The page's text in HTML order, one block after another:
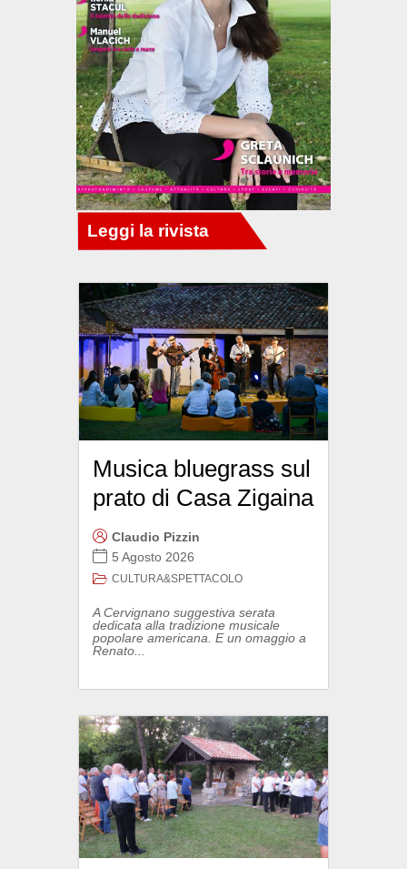
Musica bluegrass sul
prato di Casa Zigaina
Claudio Pizzin
5 Agosto 2026
CULTURA&SPETTACOLO
A Cervignano suggestiva serata
dedicata alla tradizione musicale
popolare americana. E un omaggio a
Renato...